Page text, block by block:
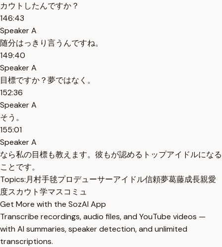
カウトしたんですか？
146:43
Speaker A
随分はっきり言うんですね。
149:40
Speaker A
目標ですか？夢ではなく。
152:36
Speaker A
そう。
155:01
Speaker A
なら私の目標も教えます。彼もが認めるトップアイドルになる
ことです。
Topics:月村手毬プロデューサーアイドル信頼夢葛藤成長親愛
度スカウト学マスコミュ
Get More with the SozAI App
Transcribe recordings, audio files, and YouTube videos —
with AI summaries, speaker detection, and unlimited
transcriptions.